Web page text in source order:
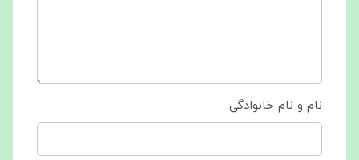
نام و نام خانوادگی